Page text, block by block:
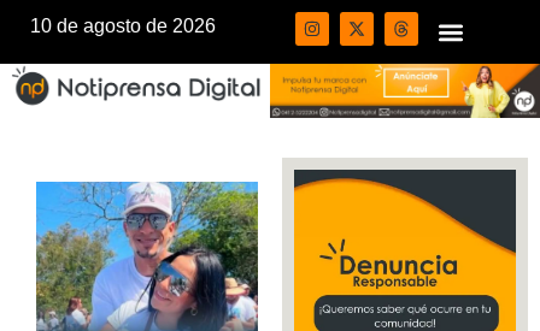
10 de agosto de 2026